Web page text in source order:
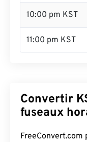
10:00 pm KST
11:00 pm KST
Convertir
fuseaux
FreeConvert.com